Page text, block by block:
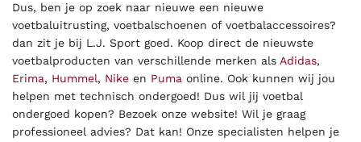
Dus, ben je op zoek naar nieuwe een nieuwe
voetbaluitrusting, voetbalschoenen of voetbalaccessoires?
dan zit je bij L.J. Sport goed. Koop direct de nieuwste
voetbalproducten van verschillende merken als Adidas,
Erima, Hummel, Nike en Puma online. Ook kunnen wij jou
helpen met technisch ondergoed! Dus wil jij voetbal
ondergoed kopen? Bezoek onze website! Wil je graag
professioneel advies? Dat kan! Onze specialisten helpen je